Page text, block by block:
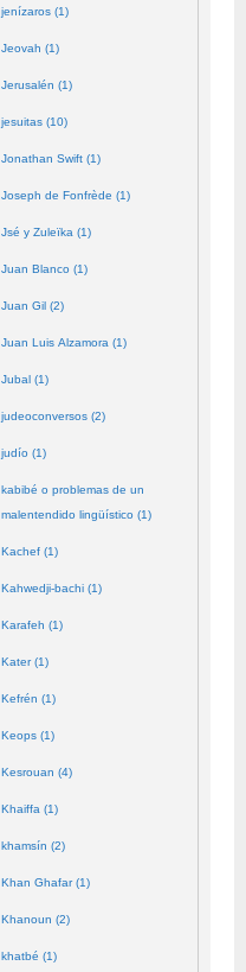
jenízaros (1)
Jeovah (1)
Jerusalén (1)
jesuitas (10)
Jonathan Swift (1)
Joseph de Fonfrède (1)
Jsé y Zuleïka (1)
Juan Blanco (1)
Juan Gil (2)
Juan Luis Alzamora (1)
Jubal (1)
judeoconversos (2)
judío (1)
kabibé o problemas de un
malentendido lingüístico (1)
Kachef (1)
Kahwedji-bachi (1)
Karafeh (1)
Kater (1)
Kefrén (1)
Keops (1)
Kesrouan (4)
Khaiffa (1)
khamsín (2)
Khan Ghafar (1)
Khanoun (2)
khatbé (1)